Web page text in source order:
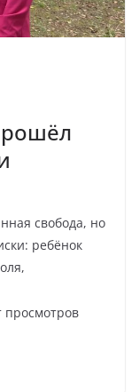
свобода, но
ребёнок
просмотров